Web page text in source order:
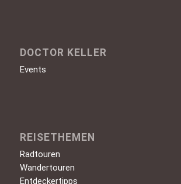
DOCTOR KELLER
Events
REISETHEMEN
Radtouren
Wandertouren
Entdeckertipps